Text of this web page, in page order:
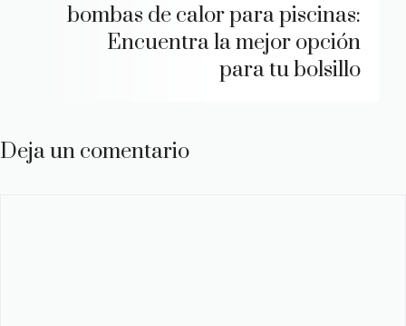
bombas de calor para piscinas:
Encuentra la mejor opción
para tu bolsillo
Deja un comentario